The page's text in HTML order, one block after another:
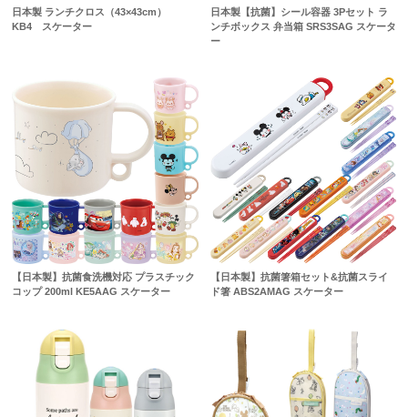
日本製 ランチクロス（43×43cm）
KB4 スケーター
日本製【抗菌】シール容器 3Pセット ラ
ンチボックス 弁当箱 SRS3SAG スケータ
ー
【日本製】抗菌食洗機対応 プラスチック
コップ 200ml KE5AAG スケーター
【日本製】抗菌箸箱セット&抗菌スライ
ド箸 ABS2AMAG スケーター